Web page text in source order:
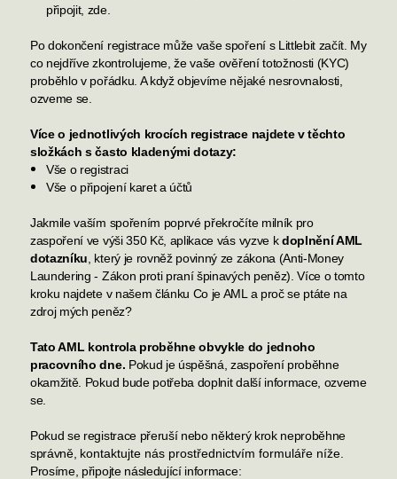
připojit, zde.
Po dokončení registrace může vaše spoření s Littlebit začít. My
co nejdříve zkontrolujeme, že vaše ověření totožnosti (KYC)
proběhlo v pořádku. A když objevíme nějaké nesrovnalosti,
ozveme se.
Více o jednotlivých krocích registrace najdete v těchto
složkách s často kladenými dotazy:
Vše o registraci
Vše o připojení karet a účtů
Jakmile vaším spořením poprvé překročíte milník pro
zaspoření ve výši 350 Kč, aplikace vás vyzve kdoplnění AML
dotazníku , který je rovněž povinný ze zákona (Anti-Money
Laundering - Zákon proti praní špinavých peněz). Více o tomto
kroku najdete v našem článku Co je AML a proč se ptáte na
zdroj mých peněz?
Tato AML kontrola proběhne obvykle do jednoho
pracovního dne. Pokud je úspěšná, zaspoření proběhne
okamžitě. Pokud bude potřeba doplnit další informace, ozveme
se.
Pokud se registrace přeruší nebo některý krok neproběhne
správně, kontaktujte nás prostřednictvím formuláře níže.
Prosíme, připojte následující informace: